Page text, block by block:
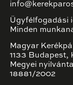
Ügyfélfogadási
Minden
Magyar
1133 Budapest,
Megyei
18881/2002